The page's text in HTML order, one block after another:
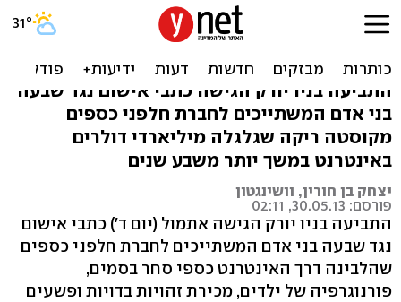
נחשפה רשת הלבנת הכספים
הגדולה בהיסטוריה
התביעה בניו יורק הגישה כתבי אישום נגד שבעה
בני אדם המשתייכים לחברת חלפני כספים
מקוסטה ריקה שגלגלה מיליארדי דולרים
באינטרנט במשך יותר משבע שנים
יצחק בן חורין, וושינגטון
פורסם: 30.05.13, 02:11
התביעה בניו יורק הגישה אתמול (יום ד') כתבי אישום
נגד שבעה בני אדם המשתייכים לחברת חלפני כספים
שהלבינה דרך האינטרנט כספי סחר בסמים,
פורנוגרפיה של ילדים, מכירת זהויות בדויות ופשעים